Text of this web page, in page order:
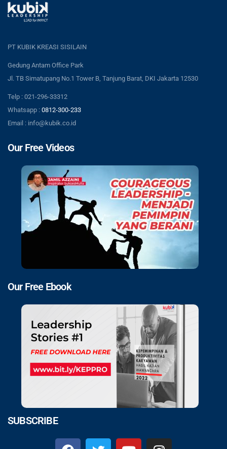
PT KUBIK KREASI SISILAIN
Gedung Antam Office Park
Jl. TB Simatupang No.1 Tower B, Tanjung Barat, DKI Jakarta 12530
Telp : 021-296-33312
Whatsapp : 0812-300-233
Email : info@kubik.co.id
Our Free Videos
Our Free Ebook
SUBSCRIBE